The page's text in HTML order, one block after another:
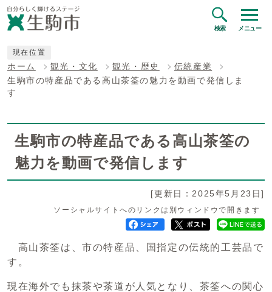
検索 メニュー
現在位置
ホーム 観光・文化 観光・歴史
伝統産業
生駒市の特産品である高山茶筌の魅力を動画で発信しま
す
生駒市の特産品である高山茶筌の
魅力を動画で発信します
[更新日：2025年5月23日]
ソーシャルサイトへのリンクは別ウィンドウで開きます
高山茶筌は、市の特産品、国指定の伝統的工芸品で
す。
現在海外でも抹茶や茶道が人気となり、茶筌への関心